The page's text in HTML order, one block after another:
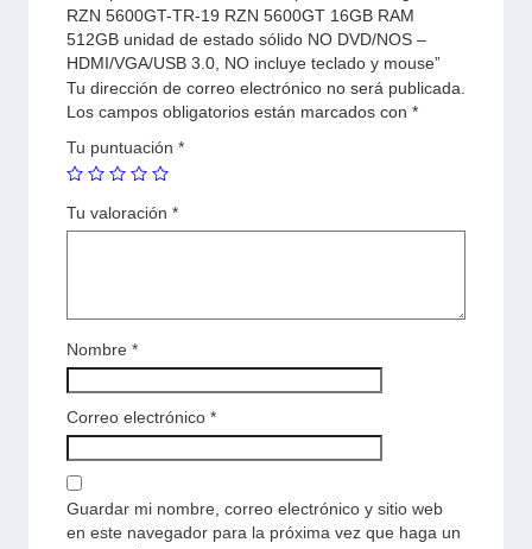
RZN 5600GT-TR-19 RZN 5600GT 16GB RAM
512GB unidad de estado sólido NO DVD/NOS –
HDMI/VGA/USB 3.0, NO incluye teclado y mouse”
Tu dirección de correo electrónico no será publicada.
Los campos obligatorios están marcados con *
Tu puntuación *
Tu valoración *
Nombre *
Correo electrónico *
Guardar mi nombre, correo electrónico y sitio web
en este navegador para la próxima vez que haga un